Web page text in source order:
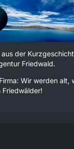
der
Friedwald.
Wir werden alt,